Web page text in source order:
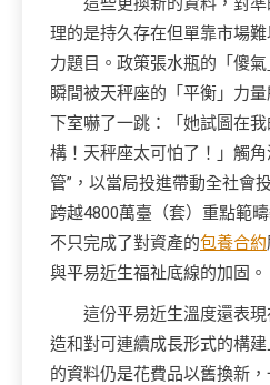
理的是持久存在但單靠市場
力題目。政策張水瓶的「傻氣
瞬間被天秤座的「平衡」力
下室嚇了一跳：「她試圖在
構！天秤座太可怕了！」觸
管”，以當局投進帶動全社會
跨越4800萬臺（套）重點範
不只完成了對資產的包養合約
與平易近生福祉底線的加固。
這份平易近生溫度還表
造和對可連續成長形式的構
的資料仍是花費品以舊換新